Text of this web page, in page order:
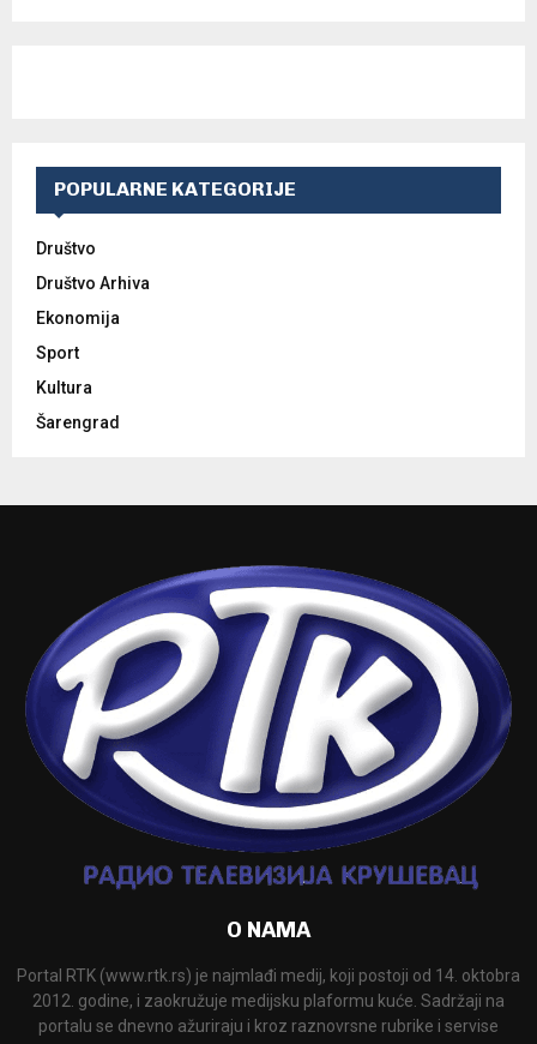
POPULARNE KATEGORIJE
Društvo
Društvo Arhiva
Ekonomija
Sport
Kultura
Šarengrad
O NAMA
Portal RTK (www.rtk.rs) je najmlađi medij, koji postoji od 14. oktobra
2012. godine, i zaokružuje medijsku plaformu kuće. Sadržaji na
portalu se dnevno ažuriraju i kroz raznovrsne rubrike i servise